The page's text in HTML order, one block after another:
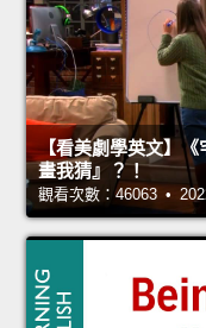
【看美劇學英文】
畫我猜』？！
觀看次數：46063 •